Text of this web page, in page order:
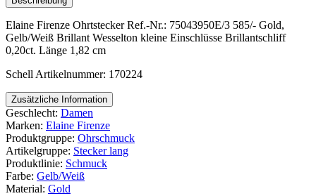
Elaine Firenze Ohrtstecker Ref.-Nr.: 75043950E/3 585/- Gold,
Gelb/Weiß Brillant Wesselton kleine Einschlüsse Brillantschliff
0,20ct. Länge 1,82 cm
Schell Artikelnummer: 170224
Zusätzliche Information
Geschlecht: Damen
Marken: Elaine Firenze
Produktgruppe: Ohrschmuck
Artikelgruppe: Stecker lang
Produktlinie: Schmuck
Farbe: Gelb/Weiß
Material: Gold